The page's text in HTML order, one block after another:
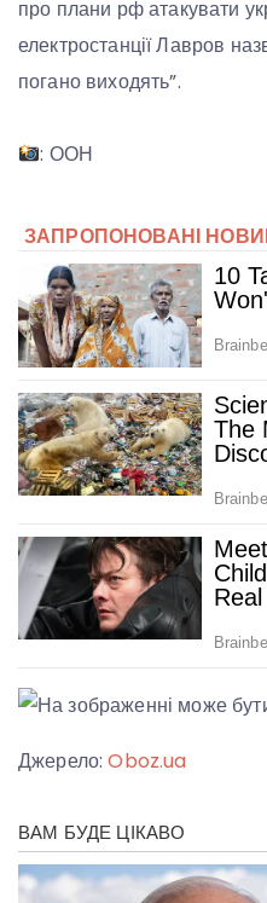
про плани рф атакувати
електростанції Лавров
погано виходять”.
: ООН
Джерело:Oboz.ua